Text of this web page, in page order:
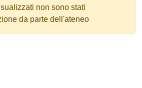
non sono stati
da parte dell'ateneo